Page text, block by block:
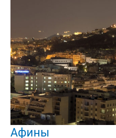
Афины
Афины